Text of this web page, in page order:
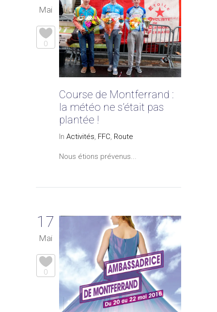
Mai
0
Course de Montferrand :
la météo ne s’était pas
plantée !
In Activités, FFC, Route
Nous étions prévenus...
17
Mai
0